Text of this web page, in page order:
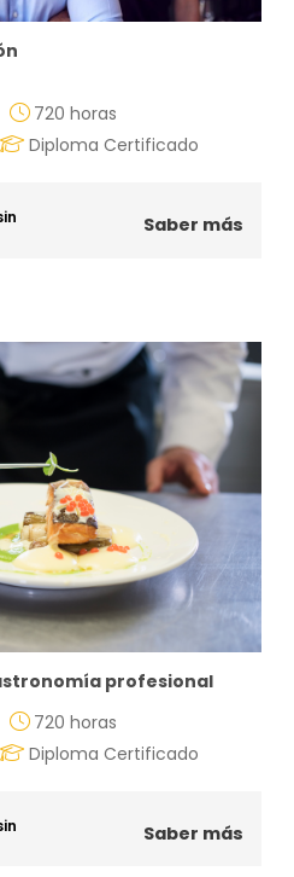
720 horas
Diploma Certificado
Saber más
profesional
720 horas
Diploma Certificado
Saber más